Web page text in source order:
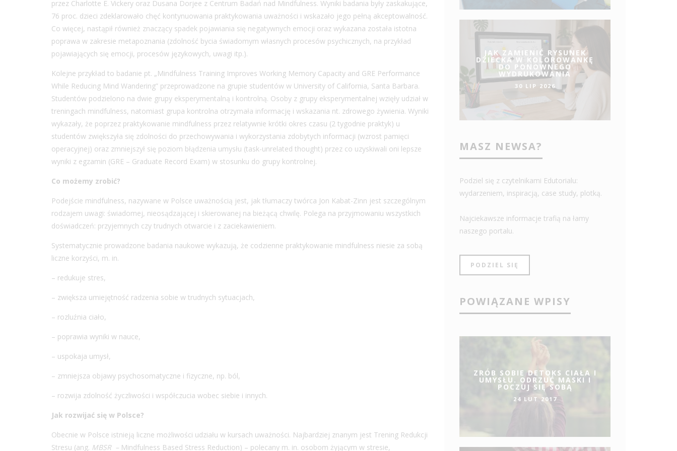
przez Charlotte E. Vickery oraz Dusana Dorjee z Centrum Badań nad Mindfulness. Wyniki badania były zaskakujące,
76 proc. dzieci zdeklarowało chęć kontynuowania praktykowania uważności i wskazało jego pełną akceptowalność.
Co więcej, nastąpił również znaczący spadek pojawiania się negatywnych emocji oraz wykazana została istotna
poprawa w zakresie metapoznania (zdolność bycia świadomym własnych procesów psychicznych, na przykład
pojawiających się emocji, procesów językowych, uwagi itp.).
Kolejne przykład to badanie pt. „Mindfulness Training Improves Working Memory Capacity and GRE Performance
While Reducing Mind Wandering” przeprowadzone na grupie studentów w University of California, Santa Barbara.
Studentów podzielono na dwie grupy eksperymentalną i kontrolną. Osoby z grupy eksperymentalnej wzięły udział w
treningach mindfulness, natomiast grupa kontrolna otrzymała informację i wskazania nt. zdrowego żywienia. Wyniki
wykazały, że poprzez praktykowanie mindfulness przez relatywnie krótki okres czasu (2 tygodnie praktyk) u
studentów zwiększyła się zdolności do przechowywania i wykorzystania zdobytych informacji (wzrost pamięci
operacyjnej) oraz zmniejszył się poziom błądzenia umysłu (task-unrelated thought) przez co uzyskiwali oni lepsze
wyniki z egzamin (GRE – Graduate Record Exam) w stosunku do grupy kontrolnej.
Co możemy zrobić?
Podejście mindfulness, nazywane w Polsce uważnością jest, jak tłumaczy twórca Jon Kabat-Zinn jest szczególnym
rodzajem uwagi: świadomej, nieosądzającej i skierowanej na bieżącą chwilę. Polega na przyjmowaniu wszystkich
doświadczeń: przyjemnych czy trudnych otwarcie i z zaciekawieniem.
Systematycznie prowadzone badania naukowe wykazują, że codzienne praktykowanie mindfulness niesie za sobą
liczne korzyści, m. in.
– redukuje stres,
– zwiększa umiejętność radzenia sobie w trudnych sytuacjach,
– rozluźnia ciało,
– poprawia wyniki w nauce,
– uspokaja umysł,
– zmniejsza objawy psychosomatyczne i fizyczne, np. ból,
– rozwija zdolność życzliwości i współczucia wobec siebie i innych.
Jak rozwijać się w Polsce?
Obecnie w Polsce istnieją liczne możliwości udziału w kursach uważności. Najbardziej znanym jest Trening Redukcji
Stresu (ang. MBSR – Mindfulness Based Stress Reduction) – polecany m. in. osobom żyjącym w stresie,
JAK ZAMIENIĆ RYSUNEK
DZIECKA W KOLOROWANKĘ
DO PONOWNEGO
WYDRUKOWANIA
30 LIP 2026
MASZ NEWSA?
Podziel się z czytelnikami Edutorialu:
wydarzeniem, inspiracją, case study, plotką.
Najciekawsze informacje trafią na łamy
naszego portalu.
PODZIEL SIĘ
POWIĄZANE WPISY
ZRÓB SOBIE DETOKS CIAŁA I
UMYSŁU. ODRZUĆ MASKI I
POCZUJ SIĘ SOBĄ
24 LUT 2017